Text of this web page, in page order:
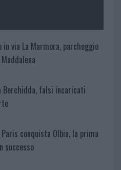
in via La Marmora, parcheggio
Berchidda, falsi incaricati
conquista Olbia, la prima
successo